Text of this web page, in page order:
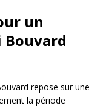
un
Bouvard
repose sur une
la période